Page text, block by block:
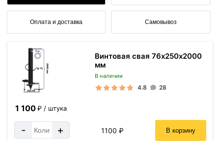
Оплата и доставка Самовывоз
Винтовая свая 76х250х2000
мм
В наличии
4.8 28
1 100₽ / штука
- + 1100 ₽ В корзину